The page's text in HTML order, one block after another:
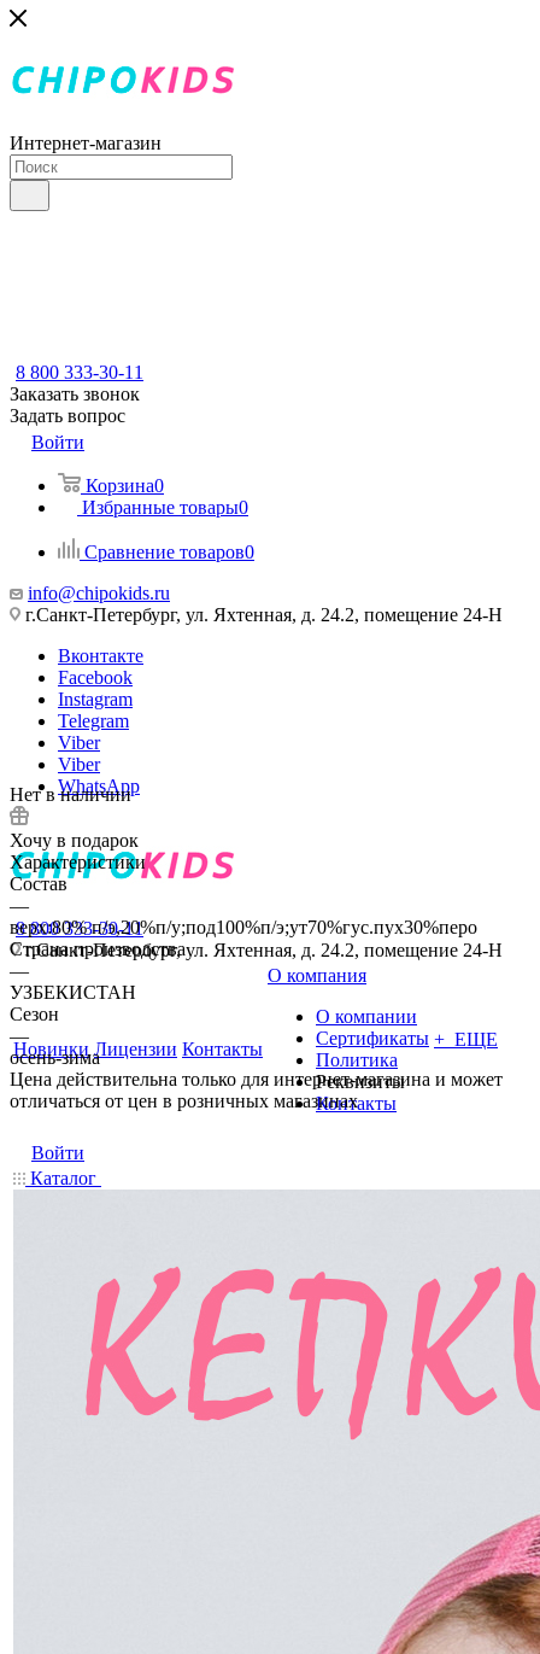
Интернет-магазин
8 800 333-30-11
Заказать звонок
Задать вопрос
Войти
Корзина0
Избранные товары0
Сравнение товаров0
info@chipokids.ru
г.Санкт-Петербург, ул. Яхтенная, д. 24.2, помещение 24-Н
Вконтакте
Facebook
Instagram
Telegram
Viber
Viber
WhatsApp
8 800 333-30-11
г.Санкт-Петербург, ул. Яхтенная, д. 24.2, помещение 24-Н
Новинки Лицензии Контакты
О компания
О компании
Сертификаты
Политика
Реквизиты
Контакты
+ ЕЩЕ
Войти
Каталог
Нет в наличии
Хочу в подарок
Характеристики
Состав
—
верх:80% п/э,20%п/у;под100%п/э;ут70%гус.пух30%перо
Страна производства
—
УЗБЕКИСТАН
Сезон
—
осень-зима
Цена действительна только для интернет-магазина и может
отличаться от цен в розничных магазинах